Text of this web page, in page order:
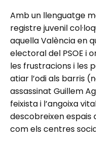
Amb un llenguatge
registre juvenil
aquella València en
electoral del PSOE i
les frustracions i les
atiar l’odi als barris
assassinat Guillem
feixista i l’angoixa
descobreixen
com els centres